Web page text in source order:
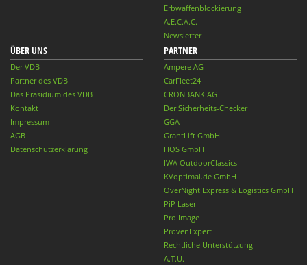
Erbwaffenblockierung
A.E.C.A.C.
Newsletter
ÜBER UNS
Der VDB
Partner des VDB
Das Präsidium des VDB
Kontakt
Impressum
AGB
Datenschutzerklärung
PARTNER
Ampere AG
CarFleet24
CRONBANK AG
Der Sicherheits-Checker
GGA
GrantLift GmbH
HQS GmbH
IWA OutdoorClassics
KVoptimal.de GmbH
OverNight Express & Logistics GmbH
PiP Laser
Pro Image
ProvenExpert
Rechtliche Unterstützung
A.T.U.